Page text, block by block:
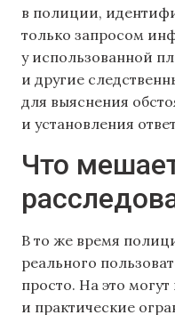
в полиции,
только запросом
у использованной
и другие
для выяснения
и установления
Что
В то же время
реального
просто. На это
и практические